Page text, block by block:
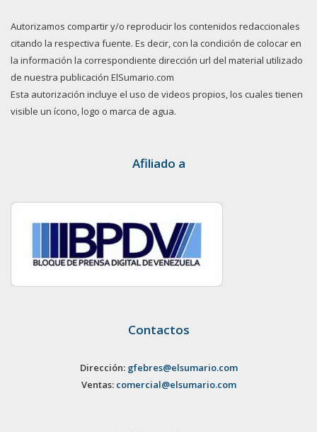
Autorizamos compartir y/o reproducir los contenidos redaccionales
citando la respectiva fuente. Es decir, con la condición de colocar en
la información la correspondiente dirección url del material utilizado
de nuestra publicación ElSumario.com
Esta autorización incluye el uso de videos propios, los cuales tienen
visible un ícono, logo o marca de agua.
Afiliado a
Contactos
Dirección: gfebres@elsumario.com
Ventas: comercial@elsumario.com